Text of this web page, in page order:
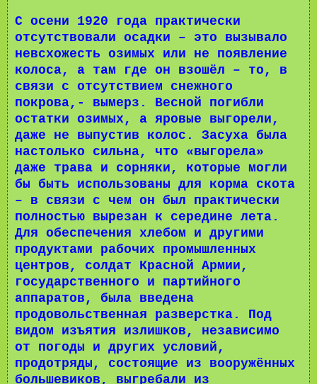
С осени 1920 года практически
отсутствовали осадки – это вызывало
невсхожесть озимых или не появление
колоса, а там где он взошёл – то, в
связи с отсутствием снежного
покрова,- вымерз. Весной погибли
остатки озимых, а яровые выгорели,
даже не выпустив колос. Засуха была
настолько сильна, что «выгорела»
даже трава и сорняки, которые могли
бы быть использованы для корма скота
– в связи с чем он был практически
полностью вырезан к середине лета.
Для обеспечения хлебом и другими
продуктами рабочих промышленных
центров, солдат Красной Армии,
государственного и партийного
аппаратов, была введена
продовольственная разверстка. Под
видом изъятия излишков, независимо
от погоды и других условий,
продотряды, состоящие из вооружённых
большевиков, выгребали из